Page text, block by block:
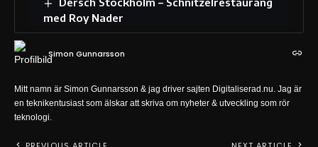
med Roy Nader
Simon Gunnarsson
Mitt namn är Simon Gunnarsson & jag driver sajten Digitaliserad.nu. Jag är
en teknikentusiast som älskar att skriva om nyheter & utveckling som rör
teknologi.